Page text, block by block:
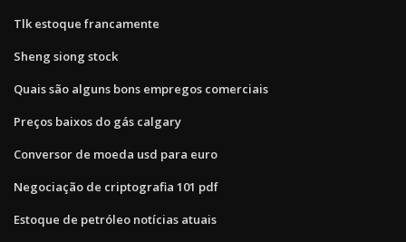
Tlk estoque francamente
Sheng siong stock
Quais são alguns bons empregos comerciais
Preços baixos do gás calgary
Conversor de moeda usd para euro
Negociação de criptografia 101 pdf
Estoque de petróleo notícias atuais